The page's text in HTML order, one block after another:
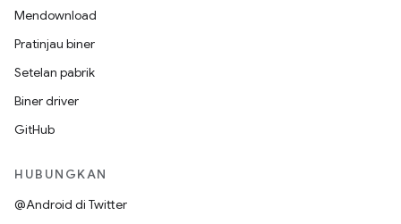
Mendownload
Pratinjau biner
Setelan pabrik
Biner driver
GitHub
HUBUNGKAN
@Android di Twitter